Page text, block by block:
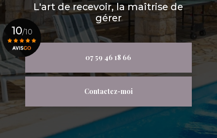
L'art de recevoir, la maîtrise de
gérer
07 59 46 18 66
Contactez-moi
10/10
Voir le certificat